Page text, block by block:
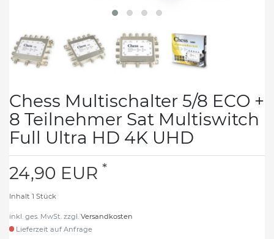
Chess Multischalter 5/8 ECO +
8 Teilnehmer Sat Multiswitch
Full Ultra HD 4K UHD
24,90 EUR *
Inhalt 1 Stück
inkl. ges. MwSt. zzgl. Versandkosten
Lieferzeit auf Anfrage